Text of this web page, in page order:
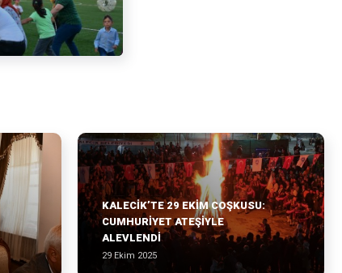
KALECİK’TE 29 EKİM COŞKUSU:
CUMHURİYET ATEŞİYLE
ALEVLENDİ
29 Ekim 2025